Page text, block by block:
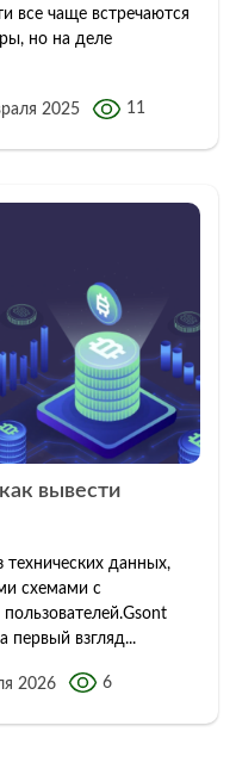
все чаще встречаются
но на деле
2025 11
вывести
технических данных,
схемами с
первый взгляд...
2026 6